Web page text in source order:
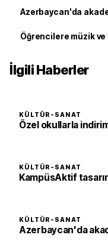
Azerbaycan'da
Öğrencilere müzik
İlgili Haberler
KÜLTÜR-SANAT
Özel okullarla
KÜLTÜR-SANAT
KampüsAktif
KÜLTÜR-SANAT
Azerbaycan'da